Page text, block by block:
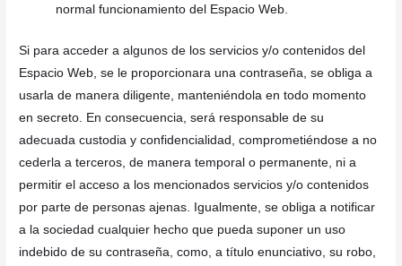
normal funcionamiento del Espacio Web.
Si para acceder a algunos de los servicios y/o contenidos del
Espacio Web, se le proporcionara una contraseña, se obliga a
usarla de manera diligente, manteniéndola en todo momento
en secreto. En consecuencia, será responsable de su
adecuada custodia y confidencialidad, comprometiéndose a no
cederla a terceros, de manera temporal o permanente, ni a
permitir el acceso a los mencionados servicios y/o contenidos
por parte de personas ajenas. Igualmente, se obliga a notificar
a la sociedad cualquier hecho que pueda suponer un uso
indebido de su contraseña, como, a título enunciativo, su robo,